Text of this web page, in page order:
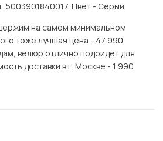
5003901840017. Цвет - Серый.
на самом минимальном
тоже лучшая цена - 47 990
велюр отлично подойдет для
доставки в г. Москве - 1 990